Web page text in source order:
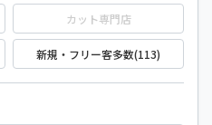
カット専門店
新規・フリー客多数(113)